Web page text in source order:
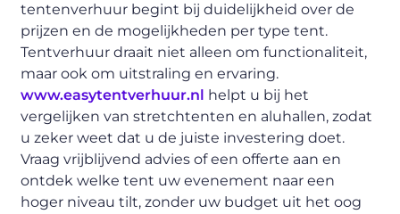
tentenverhuur begint bij duidelijkheid over de
prijzen en de mogelijkheden per type tent.
Tentverhuur draait niet alleen om functionaliteit,
maar ook om uitstraling en ervaring.
www.easytentverhuur.nl helpt u bij het
vergelijken van stretchtenten en aluhallen, zodat
u zeker weet dat u de juiste investering doet.
Vraag vrijblijvend advies of een offerte aan en
ontdek welke tent uw evenement naar een
hoger niveau tilt, zonder uw budget uit het oog